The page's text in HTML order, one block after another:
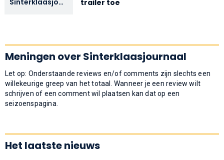
trailer toe
Meningen over Sinterklaasjournaal
Let op: Onderstaande reviews en/of comments zijn slechts een
willekeurige greep van het totaal. Wanneer je een review wilt
schrijven of een comment wil plaatsen kan dat op een
seizoenspagina.
Het laatste nieuws